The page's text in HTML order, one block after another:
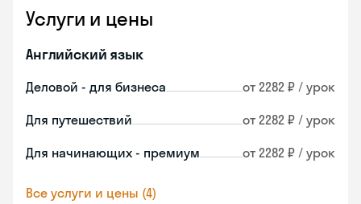
Услуги и цены
Английский язык
Деловой - для бизнеса от 2282 ₽ / урок
Для путешествий от 2282 ₽ / урок
Для начинающих - премиум от 2282 ₽ / урок
Все услуги и цены (4)